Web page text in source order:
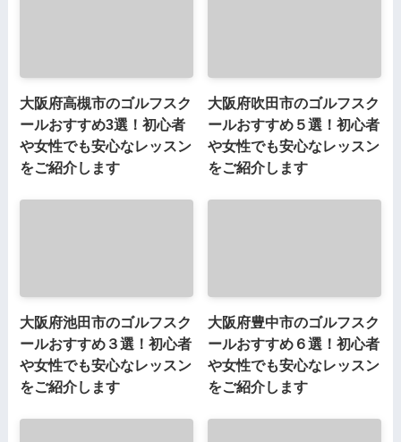
大阪府高槻市のゴルフスク
ールおすすめ3選！初心者
や女性でも安心なレッスン
をご紹介します
大阪府吹田市のゴルフスク
ールおすすめ５選！初心者
や女性でも安心なレッスン
をご紹介します
大阪府池田市のゴルフスク
ールおすすめ３選！初心者
や女性でも安心なレッスン
をご紹介します
大阪府豊中市のゴルフスク
ールおすすめ６選！初心者
や女性でも安心なレッスン
をご紹介します